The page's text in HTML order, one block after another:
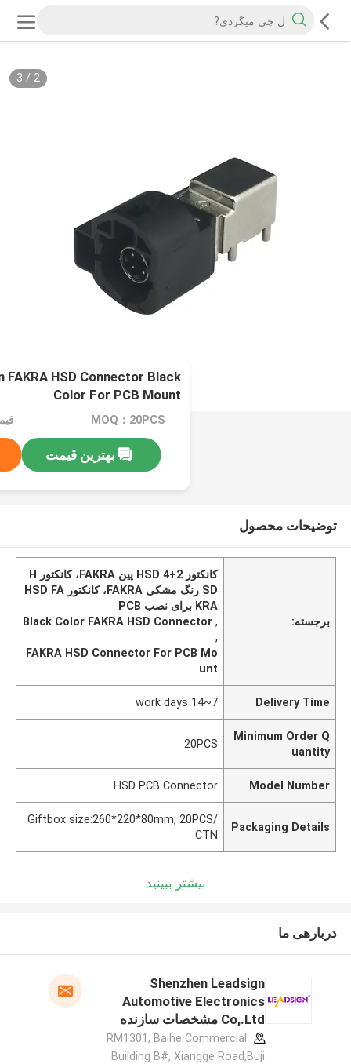
2
/
3
HSD Connector Black
Color For PCB Mount
MOQ：20PCS
بهترین قیمت
توضیحات محصول
برجسته:
کانکتور HSD 4+2 پین FAKRA، کانکتور H
SD رنگ مشکی FAKRA، کانکتور HSD FA
KRA برای نصب PCB
,
Black Color FAKRA HSD Connector
,
FAKRA HSD Connector For PCB Mo
unt
Delivery Time
7~14 work days
Minimum Order Q
uantity
20PCS
Model Number
HSD PCB Connector
Packaging Details
Giftbox size:260*220*80mm, 20PCS/
CTN
بیشتر ببینید
دربارهی ما
Shenzhen Leadsign
Automotive Electronics
Co,.Ltd مشخصات سازنده
RM1301, Baihe Commercial
Building B#, Xiangge Road,Buji